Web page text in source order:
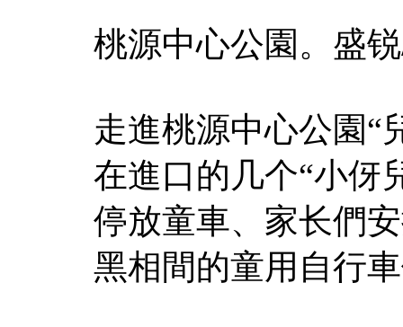
桃源中心公園。盛
走進桃源中心公園“
在進口的几个“小伢
停放童車、家长們
黑相間的童用自行